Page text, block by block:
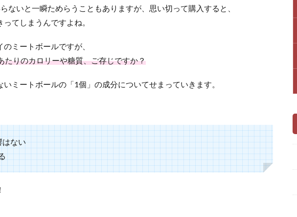
ないと一瞬ためらうこともありますが、思い切って購入すると、
てしまうんですよね。
ミートボールですが、
たりのカロリーや糖質、ご存じですか？
ミートボールの「1個」の成分についてせまっていきます。
ない